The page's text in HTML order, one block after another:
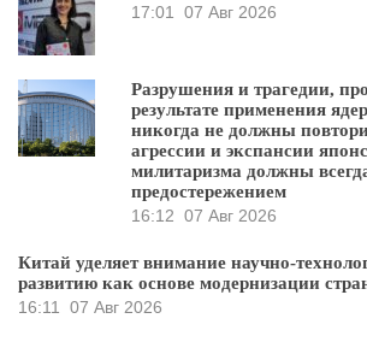
17:01
07 Авг 2026
Разрушения и трагедии,
результате применения
никогда не должны
агрессии и экспансии
милитаризма должны
предостережением
16:12 07 Авг 2026
Китай уделяет внимание научно-
развитию как основе модернизации
16:11
07 Авг 2026